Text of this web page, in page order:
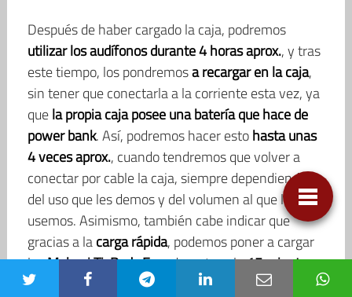
Después de haber cargado la caja, podremos
utilizar los audífonos durante 4 horas aprox., y tras
este tiempo, los pondremosa recargar en la caja,
sin tener que conectarla a la corriente esta vez, ya
quela propia caja posee una batería que hace de
power bank. Así, podremos hacer estohasta unas
4 veces aprox., cuando tendremos que volver a
conectar por cable la caja, siempre dependiendo
del uso que les demos y del volumen al que los
usemos. Asimismo, también cabe indicar que
gracias a lacarga rápida, podemos poner a cargar
losMobvoi TicPods Freedurante solo15 minutosy
podremosdisfrutar de ellos una hora y media